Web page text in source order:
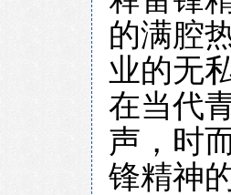
的满腔
业的无
在当代
声，时
锋精神